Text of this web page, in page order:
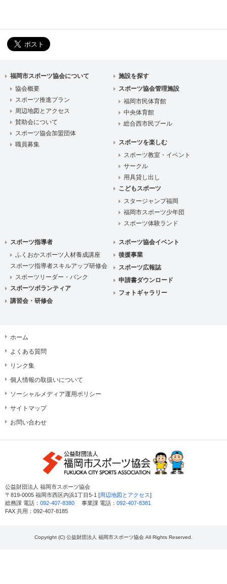
福岡市スポーツ協会について
協会概要
スポーツ推進プラン
周辺地図とアクセス
賛助会について
スポーツ協会加盟団体
職員募集
施設を探す
スポーツ協会管理施設
福岡市民体育館
中央体育館
総合西市民プール
スポーツを楽しむ
スポーツ教室・イベント
サークル
用具貸し出し
こどもスポーツ
スタージャンプ福岡
福岡市スポーツ少年団
スポーツ体験ランド
スポーツ指導者
ふくおかスポーツ人材養成講座
スポーツ指導者スキルアップ研修会
スポーツリーダー・バンク
スポーツボランティア
講習会・研修会
スポーツ協会イベント
後援事業
スポーツ広報誌
申請書ダウンロード
フォトギャラリー
ホーム
よくある質問
リンク集
個人情報の取扱いについて
ソーシャルメディア運用ポリシー
サイトマップ
お問い合わせ
公益財団法人 福岡市スポーツ協会
〒819-0005 福岡市西区内浜1丁目5-1 [周辺地図とアクセス]
総務課 電話： 092-407-8380 事業課 電話： 092-407-8381
FAX 共用：092-407-8185
Copyright (C) 公益財団法人 福岡市スポーツ協会 All Rights Reserved.